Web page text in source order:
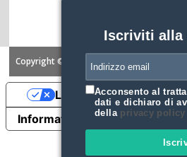
Iscriviti alla
Acconsento al
dati e dichiaro di
della privacy policy
Copyright ©2026. FLEETIME
Informativa sulla raccolta
Le tue preferenze